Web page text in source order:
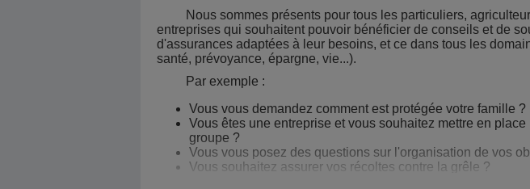
Nous sommes présents pour tous les particuliers,
entreprises qui souhaitent pouvoir bénéficier de conseils et de
d'assurances adaptées à leur besoins, et ce dans tous les
santé, prévoyance, épargne, vie...).
Par exemple :
Vous vous demandez comment est protégée votre famille ?
Vous êtes une entreprise et vous souhaitez mettre en place
groupe ?
Vous vous posez des questions sur l'organisation de vos
Vous souhaitez assurer vos récoltes contre la grêle ?